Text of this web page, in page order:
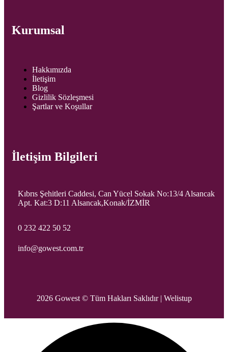
Kurumsal
Hakkımızda
İletişim
Blog
Gizlilik Sözleşmesi
Şartlar ve Koşullar
İletişim Bilgileri
Kıbrıs Şehitleri Caddesi, Can Yücel Sokak No:13/4 Alsancak
Apt. Kat:3 D:11 Alsancak,Konak/İZMİR
0 232 422 50 52
info@gowest.com.tr
2026 Gowest © Tüm Hakları Saklıdır | Welistup